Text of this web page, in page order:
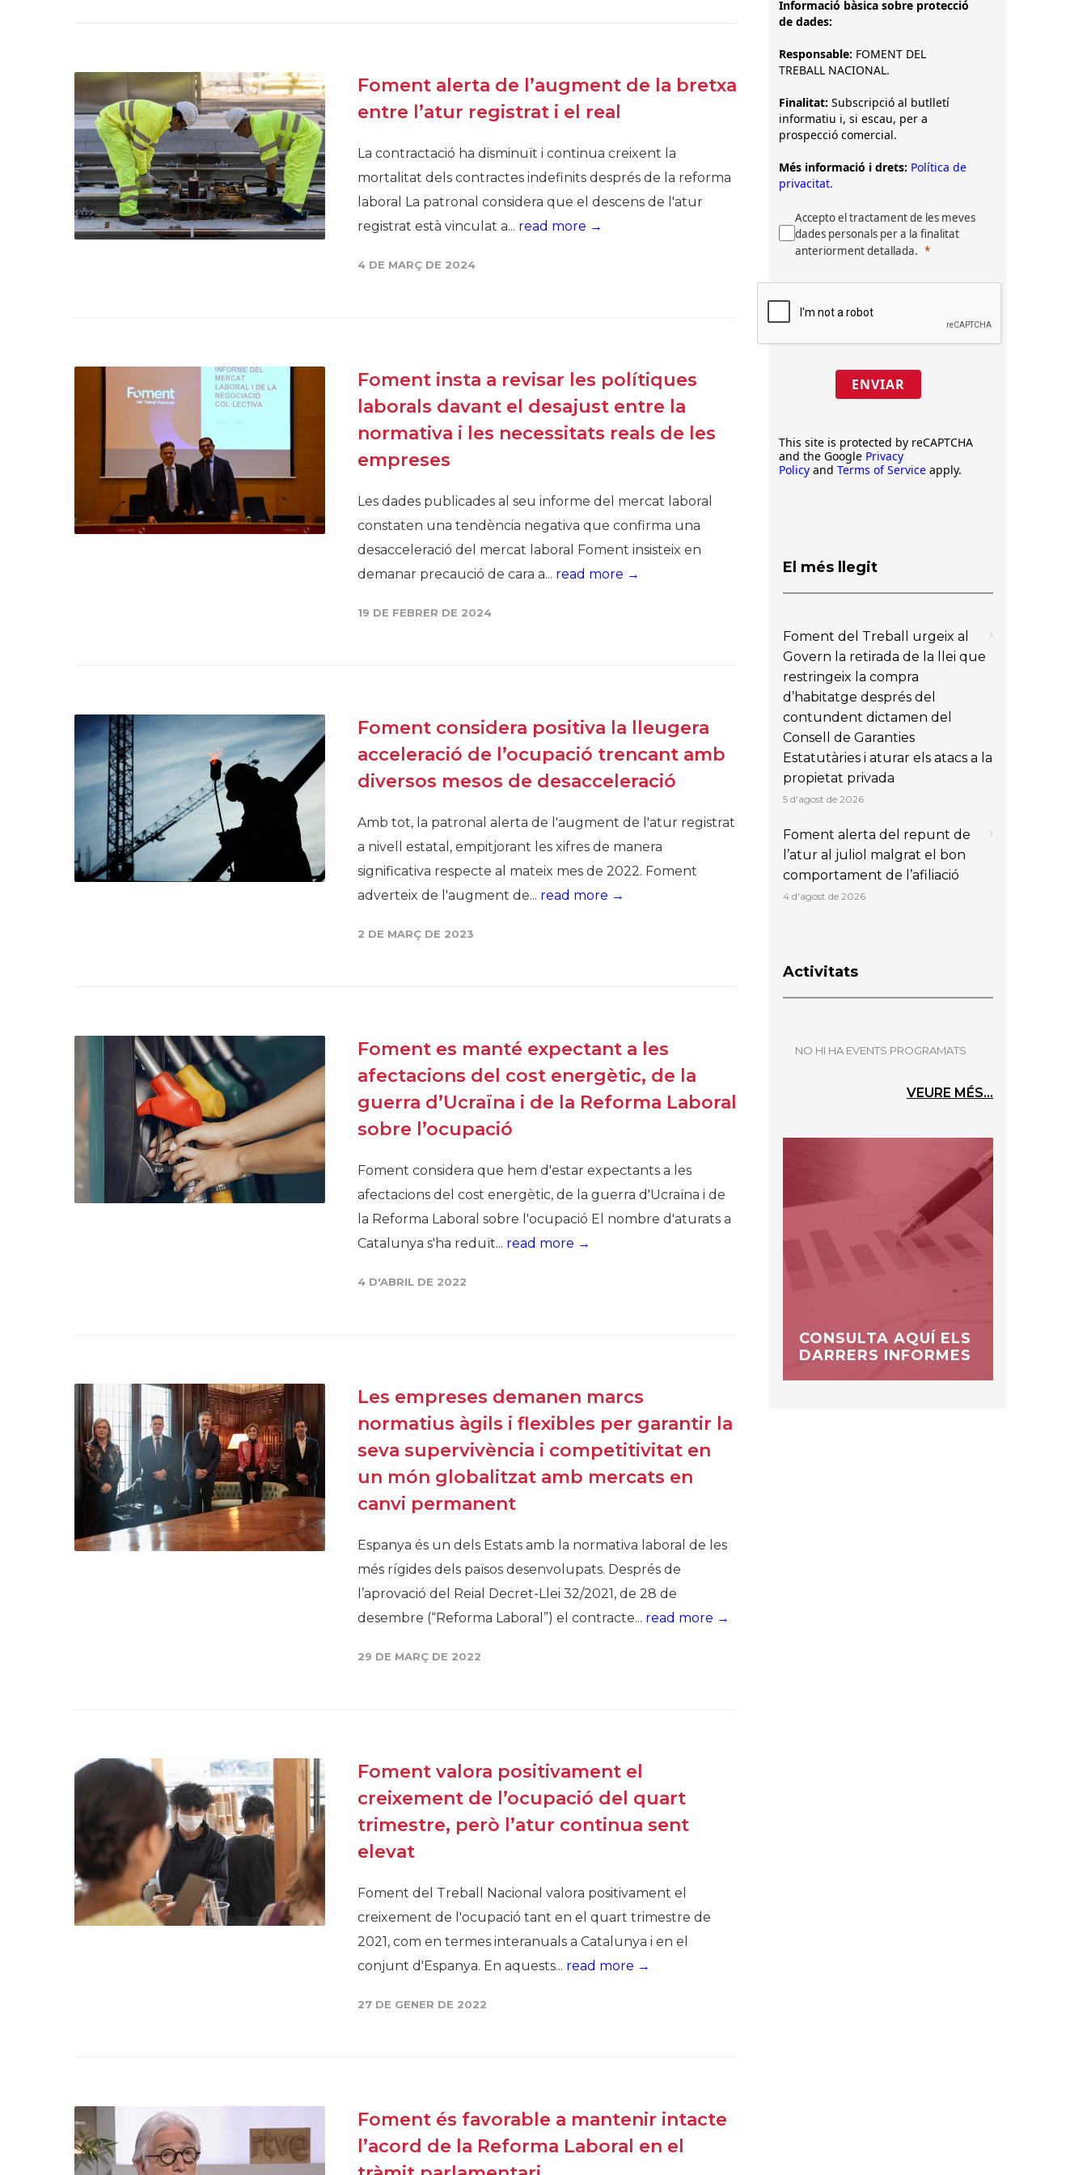
Foment alerta de l’augment de la bretxa
entre l’atur registrat i el real
La contractació ha disminuït i continua creixent la
mortalitat dels contractes indefinits després de la reforma
laboral La patronal considera que el descens de l'atur
registrat està vinculat a... read more →
4 DE MARÇ DE 2024
Foment insta a revisar les polítiques
laborals davant el desajust entre la
normativa i les necessitats reals de les
empreses
Les dades publicades al seu informe del mercat laboral
constaten una tendència negativa que confirma una
desacceleració del mercat laboral Foment insisteix en
demanar precaució de cara a... read more →
19 DE FEBRER DE 2024
Foment considera positiva la lleugera
acceleració de l’ocupació trencant amb
diversos mesos de desacceleració
Amb tot, la patronal alerta de l'augment de l'atur registrat
a nivell estatal, empitjorant les xifres de manera
significativa respecte al mateix mes de 2022. Foment
adverteix de l'augment de... read more →
2 DE MARÇ DE 2023
Foment es manté expectant a les
afectacions del cost energètic, de la
guerra d’Ucraïna i de la Reforma Laboral
sobre l’ocupació
Foment considera que hem d'estar expectants a les
afectacions del cost energètic, de la guerra d'Ucraïna i de
la Reforma Laboral sobre l'ocupació El nombre d'aturats a
Catalunya s'ha reduït... read more →
4 D'ABRIL DE 2022
Les empreses demanen marcs
normatius àgils i flexibles per garantir la
seva supervivència i competitivitat en
un món globalitzat amb mercats en
canvi permanent
Espanya és un dels Estats amb la normativa laboral de les
més rígides dels països desenvolupats. Després de
l’aprovació del Reial Decret-Llei 32/2021, de 28 de
desembre (“Reforma Laboral”) el contracte... read more →
29 DE MARÇ DE 2022
Foment valora positivament el
creixement de l’ocupació del quart
trimestre, però l’atur continua sent
elevat
Foment del Treball Nacional valora positivament el
creixement de l'ocupació tant en el quart trimestre de
2021, com en termes interanuals a Catalunya i en el
conjunt d'Espanya. En aquests... read more →
27 DE GENER DE 2022
Foment és favorable a mantenir intacte
l’acord de la Reforma Laboral en el
Informació bàsica sobre protecció
de dades:
Responsable: FOMENT DEL
TREBALL NACIONAL.
Finalitat: Subscripció al butlletí
informatiu i, si escau, per a
prospecció comercial.
Més informació i drets: Política de
privacitat.
Accepto el tractament de les meves
dades personals per a la finalitat
anteriorment detallada.
ENVIAR
This site is protected by reCAPTCHA
and the Google Privacy
Policy and Terms of Service apply.
El més llegit
Foment del Treball urgeix al
Govern la retirada de la llei que
restringeix la compra
d’habitatge després del
contundent dictamen del
Consell de Garanties
Estatutàries i aturar els atacs a la
propietat privada
5 d'agost de 2026
Foment alerta del repunt de
l’atur al juliol malgrat el bon
comportament de l’afiliació
4 d'agost de 2026
Activitats
NO HI HA EVENTS PROGRAMATS
VEURE MÉS...
CONSULTA AQUÍ ELS
DARRERS INFORMES